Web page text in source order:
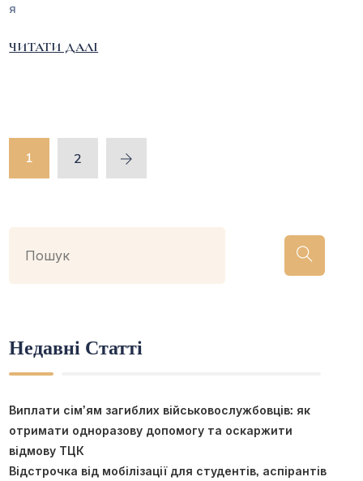
я
ЧИТАТИ ДАЛІ
1 2
Недавні Статті
Виплати сім’ям загиблих військовослужбовців: як
отримати одноразову допомогу та оскаржити
відмову ТЦК
Відстрочка від мобілізації для студентів, аспірантів